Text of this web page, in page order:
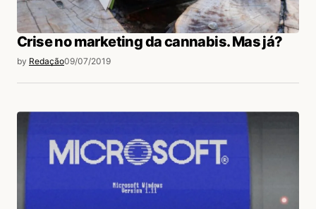
Crise no marketing da cannabis. Mas já?
by Redação09/07/2019